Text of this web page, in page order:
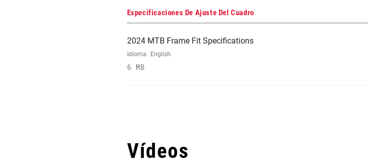
Especificaciones De Ajuste Del Cuadro
2024 MTB Frame Fit Specifications
Idioma: English
6 MB
Vídeos